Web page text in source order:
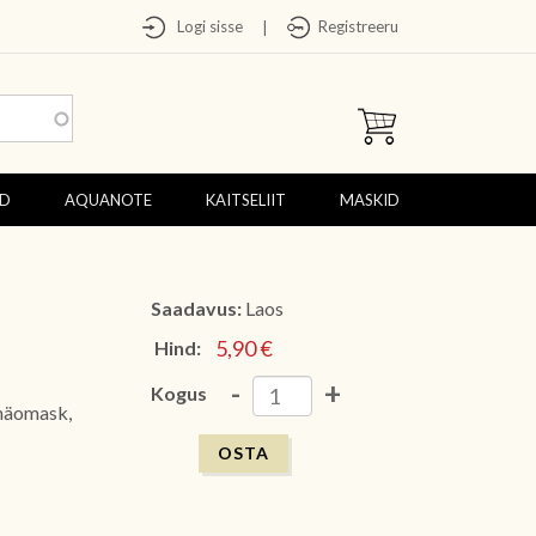
Logi sisse Registreeru
AQUANOTE KAITSELIIT MASKID
Saadavus: Laos
Hind:
5,90 €
Kogus - +